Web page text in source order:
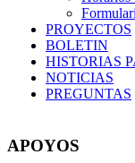
PROYECTOS
BOLETIN
HISTORIAS
NOTICIAS
PREGUNTAS
APOYOS